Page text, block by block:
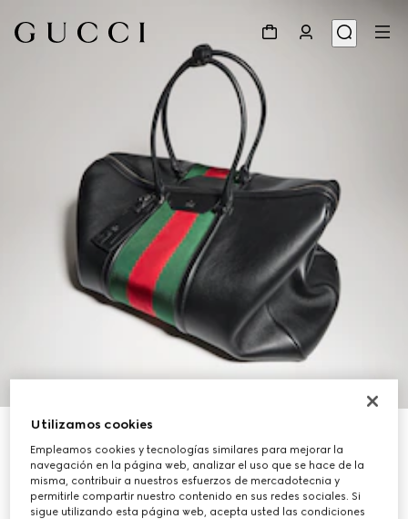
Personalizar con las iniciales
Bolsa de viaje grande Mega Web Trademark
€ 3.500
Variacionespiel negra
Utilizamos cookies
Empleamos cookies y tecnologías similares para mejorar la
navegación en la página web, analizar el uso que se hace de la
misma, contribuir a nuestros esfuerzos de mercadotecnia y
permitirle compartir nuestro contenido en sus redes sociales. Si
sigue utilizando esta página web, acepta usted las condiciones